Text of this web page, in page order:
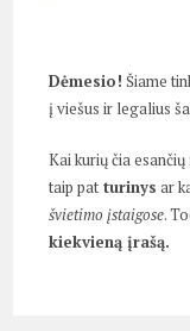
Dėmesio! Šiame
į viešus ir legalius
Kai kurių čia
taip pat turinys ar
švietimo įstaigose.
kiekvieną įrašą.